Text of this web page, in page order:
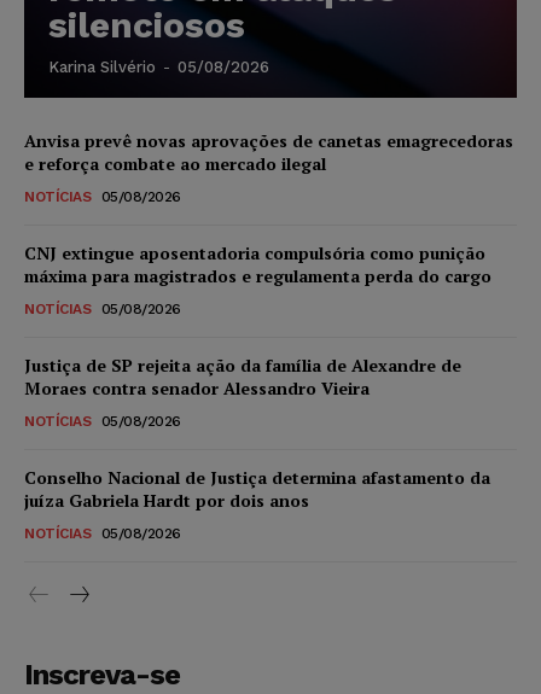
silenciosos
Karina Silvério - 05/08/2026
Anvisa prevê novas aprovações de canetas emagrecedoras
e reforça combate ao mercado ilegal
NOTÍCIAS 05/08/2026
CNJ extingue aposentadoria compulsória como punição
máxima para magistrados e regulamenta perda do cargo
NOTÍCIAS 05/08/2026
Justiça de SP rejeita ação da família de Alexandre de
Moraes contra senador Alessandro Vieira
NOTÍCIAS 05/08/2026
Conselho Nacional de Justiça determina afastamento da
juíza Gabriela Hardt por dois anos
NOTÍCIAS 05/08/2026
Inscreva-se